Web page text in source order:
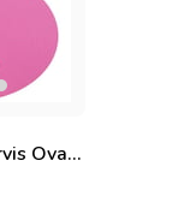
Amerikan Servis Oval Siena